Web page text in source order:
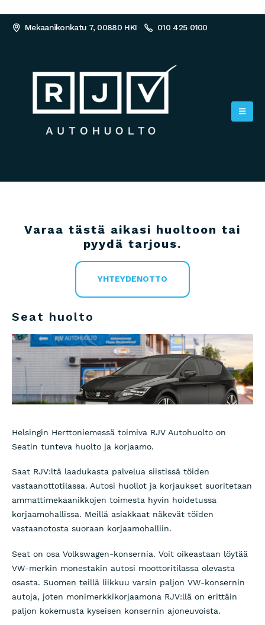
Mekaanikonkatu 7, 00880 HKI 010 425 0100
Varaa tästä aikasi huoltoon tai
pyydä tarjous.
YHTEYDENOTTO
Seat huolto
Helsingin Herttoniemessä toimiva RJV Autohuolto on
Seatin tunteva huolto ja korjaamo.
Saat RJV:ltä laadukasta palvelua siistissä töiden
vastaanottotilassa. Autosi huollot ja korjaukset suoritetaan
ammattimekaanikkojen toimesta hyvin hoidetussa
korjaamohallissa. Meillä asiakkaat näkevät töiden
vastaanotosta suoraan korjaamohalliin.
Seat on osa Volkswagen-konsernia. Voit oikeastaan löytää
VW-merkin monestakin autosi moottoritilassa olevasta
osasta. Suomen teillä liikkuu varsin paljon VW-konsernin
autoja, joten monimerkkikorjaamona RJV:llä on erittäin
paljon kokemusta kyseisen konsernin ajoneuvoista.